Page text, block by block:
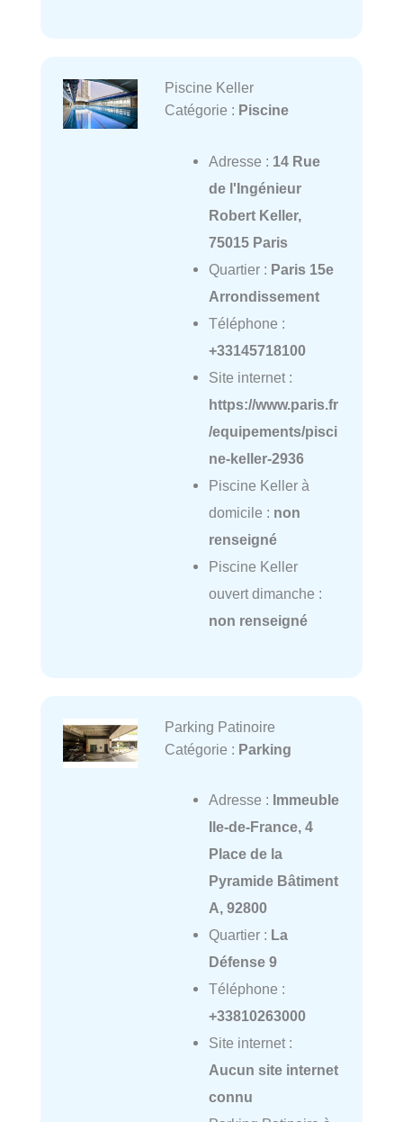
Piscine Keller
Catégorie : Piscine
Adresse : 14 Rue
de l'Ingénieur
Robert Keller,
75015 Paris
Quartier : Paris 15e
Arrondissement
Téléphone :
+33145718100
Site internet :
https://www.paris.fr
/equipements/pisci
ne-keller-2936
Piscine Keller à
domicile : non
renseigné
Piscine Keller
ouvert dimanche :
non renseigné
Parking Patinoire
Catégorie : Parking
Adresse : Immeuble
Ile-de-France, 4
Place de la
Pyramide Bâtiment
A, 92800
Quartier : La
Défense 9
Téléphone :
+33810263000
Site internet :
Aucun site internet
connu